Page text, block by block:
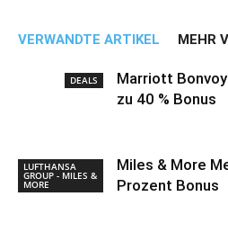
VERWANDTE ARTIKEL MEHR
DEALS
Marriott
zu 40 % Bonus
LUFTHANSA
GROUP - MILES &
MORE
Miles & More
Prozent Bonus